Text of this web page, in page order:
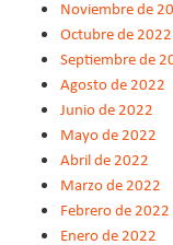
Noviembre de
Octubre de 2022
Septiembre de
Agosto de 2022
Junio de 2022
Mayo de 2022
Abril de 2022
Marzo de 2022
Febrero de 2022
Enero de 2022